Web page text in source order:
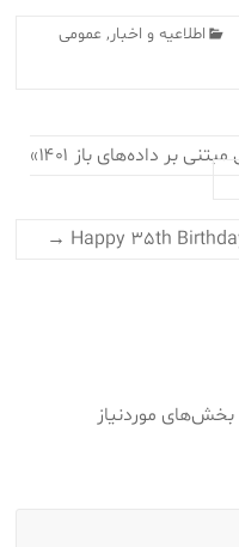
اطلاعیه و اخبار, عمومی
رویداد «چالش توسعه سرویس مبتنی بر داده‌های باز ۱۴۰۱»
→
بخش‌های موردنیاز